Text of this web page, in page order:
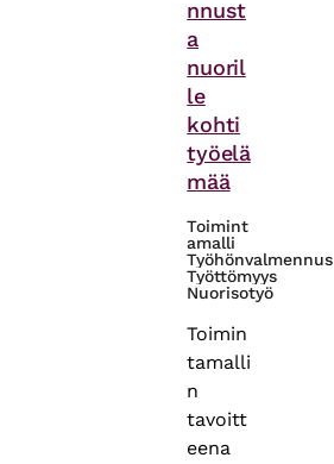
nnust
a
nuoril
le
kohti
työelä
mää
Toimint
amalli
Työhönvalmennus
Työttömyys
Nuorisotyö
Toimin
tamalli
n
tavoitt
eena